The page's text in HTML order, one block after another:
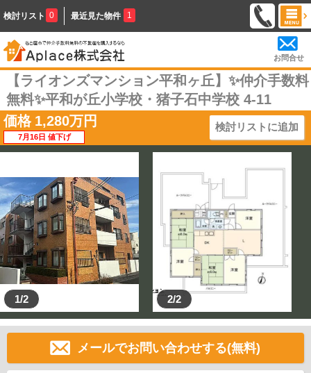
検討リスト 0 最近見た物件 1
お問合せ
【ライオンズマンション平和ヶ丘】✨️仲介手数料
無料✨️平和が丘小学校・猪子石中学校 4-11
価格 1,280万円
7月16日 値下げ
検討リストに追加
1/2 2/2
メールでお問い合わせする(無料)